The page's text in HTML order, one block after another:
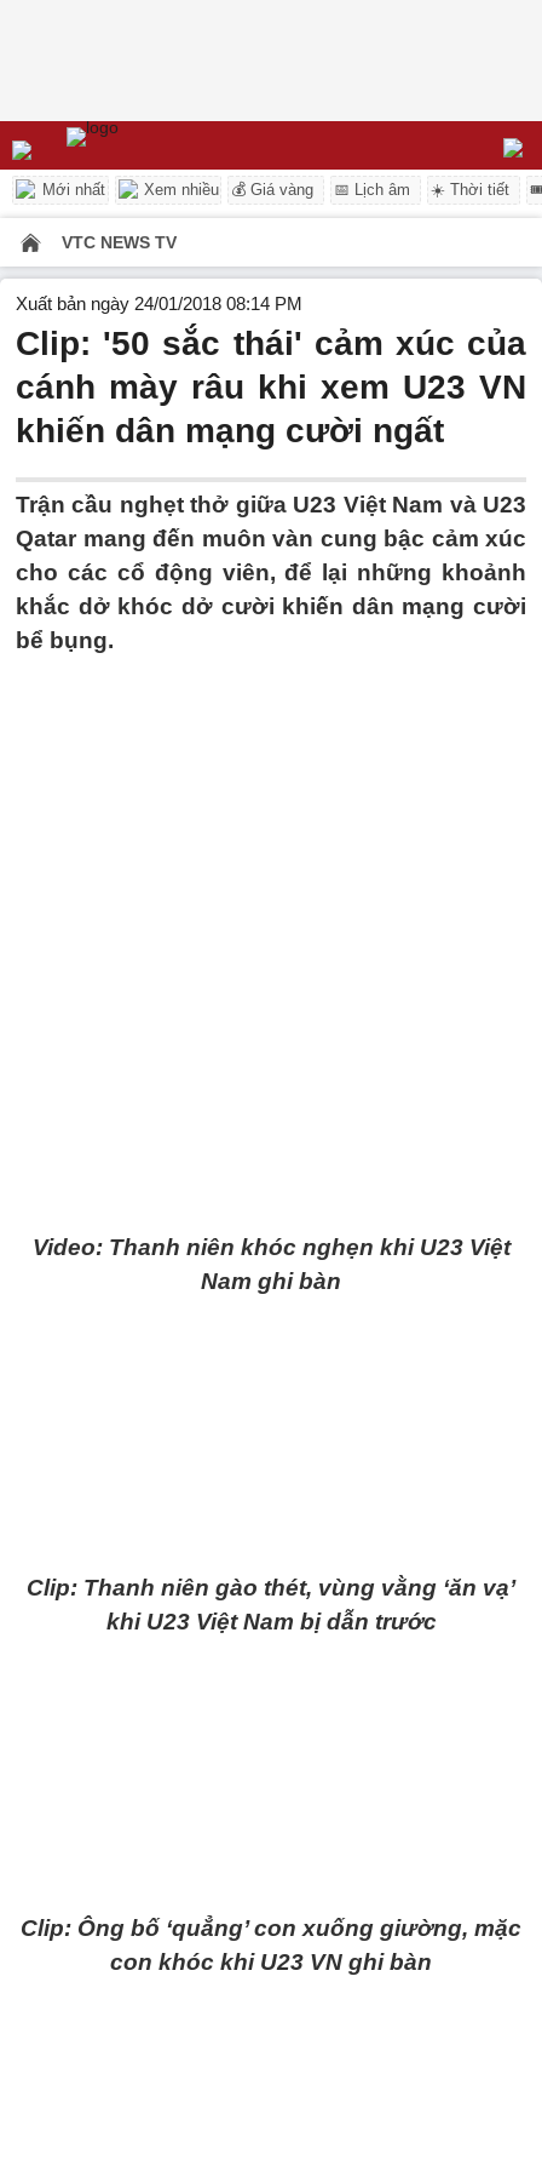
Mới nhất Xem nhiều 💰 Giá vàng 📅 Lịch âm ☀️ Thời tiết
VTC NEWS TV
Xuất bản ngày 24/01/2018 08:14 PM
Clip: '50 sắc thái' cảm xúc của
cánh mày râu khi xem U23 VN
khiến dân mạng cười ngất
Trận cầu nghẹt thở giữa U23 Việt Nam và U23
Qatar mang đến muôn vàn cung bậc cảm xúc
cho các cổ động viên, để lại những khoảnh
khắc dở khóc dở cười khiến dân mạng cười
bể bụng.
Video: Thanh niên khóc nghẹn khi U23 Việt
Nam ghi bàn
Clip: Thanh niên gào thét, vùng vằng ‘ăn vạ’
khi U23 Việt Nam bị dẫn trước
Clip: Ông bố ‘quẳng’ con xuống giường, mặc
con khóc khi U23 VN ghi bàn